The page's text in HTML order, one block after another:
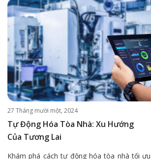
27 Tháng mười một, 2024
Tự Động Hóa Tòa Nhà: Xu Hướng
Của Tương Lai
Khám phá cách tự động hóa tòa nhà tối